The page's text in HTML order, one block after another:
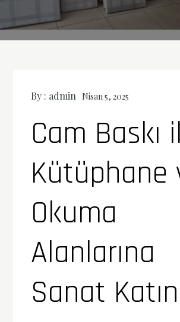
By : admin Nisan 5, 2025
Cam Baskı
Kütüphane
Okuma
Alanlarına
Sanat Katın